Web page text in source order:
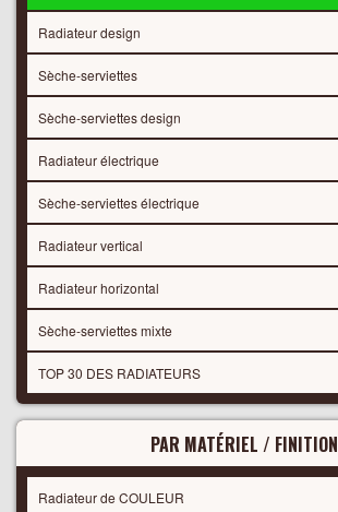
Radiateur design
Sèche-serviettes
Sèche-serviettes design
Radiateur électrique
Sèche-serviettes électrique
Radiateur vertical
Radiateur horizontal
Sèche-serviettes mixte
TOP 30 DES RADIATEURS
PAR MATÉRIEL / FINITION
Radiateur de COULEUR